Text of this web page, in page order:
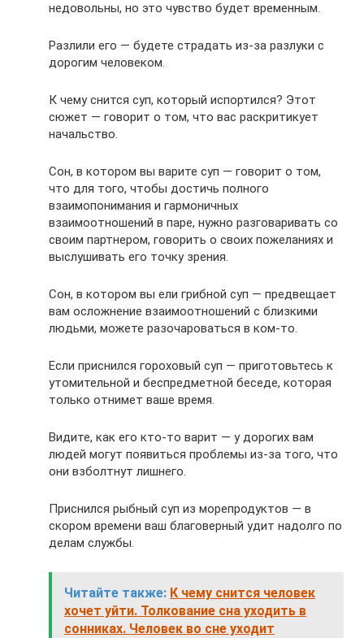
недовольны, но это чувство будет временным.
Разлили его — будете страдать из-за разлуки с
дорогим человеком.
К чему снится суп, который испортился? Этот
сюжет — говорит о том, что вас раскритикует
начальство.
Сон, в котором вы варите суп — говорит о том,
что для того, чтобы достичь полного
взаимопонимания и гармоничных
взаимоотношений в паре, нужно разговаривать со
своим партнером, говорить о своих пожеланиях и
выслушивать его точку зрения.
Сон, в котором вы ели грибной суп — предвещает
вам осложнение взаимоотношений с близкими
людьми, можете разочароваться в ком-то.
Если приснился гороховый суп — приготовьтесь к
утомительной и беспредметной беседе, которая
только отнимет ваше время.
Видите, как его кто-то варит — у дорогих вам
людей могут появиться проблемы из-за того, что
они взболтнут лишнего.
Приснился рыбный суп из морепродуктов — в
скором времени ваш благоверный удит надолго по
делам службы.
Читайте также: К чему снится человек
хочет уйти. Толкование сна уходить в
сонниках. Человек во сне уходит